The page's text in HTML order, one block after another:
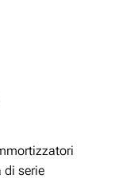
di serie